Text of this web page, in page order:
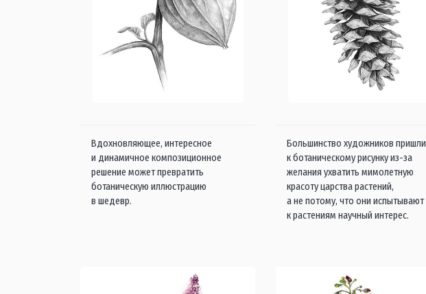
Вдохновляющее, интересное
и динамичное композиционное
решение может превратить
ботаническую иллюстрацию
в шедевр.
Большинство художников пришли
к ботаническому рисунку из-за
желания ухватить мимолетную
красоту царства растений,
а не потому, что они испытывают
к растениям научный интерес.